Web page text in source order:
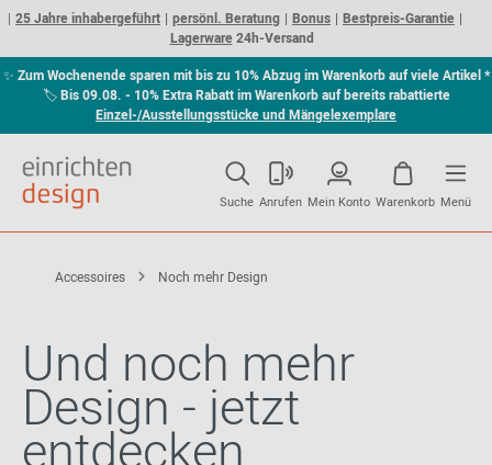
25 Jahre inhabergeführt persönl. Beratung Bonus
Bestpreis-Garantie
Lagerware24h-Versand
✨ Zum Wochenende sparen mit bis zu 10% Abzug im Warenkorb auf viele Artikel *
🏷Bis 09.08. - 10% Extra Rabatt im Warenkorb auf bereits rabattierte
Einzel-/Ausstellungsstücke und Mängelexemplare
Suche Anrufen Mein Konto Warenkorb Menü
Accessoires Noch mehr Design
Und noch mehr
Design - jetzt